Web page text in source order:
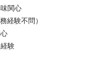
関心
経験不問）
験